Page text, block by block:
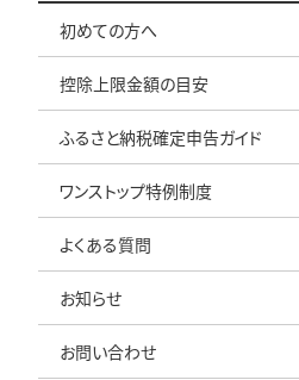
初めての方へ
控除上限金額の目安
ふるさと納税確定申告ガイド
ワンストップ特例制度
よくある質問
お知らせ
お問い合わせ